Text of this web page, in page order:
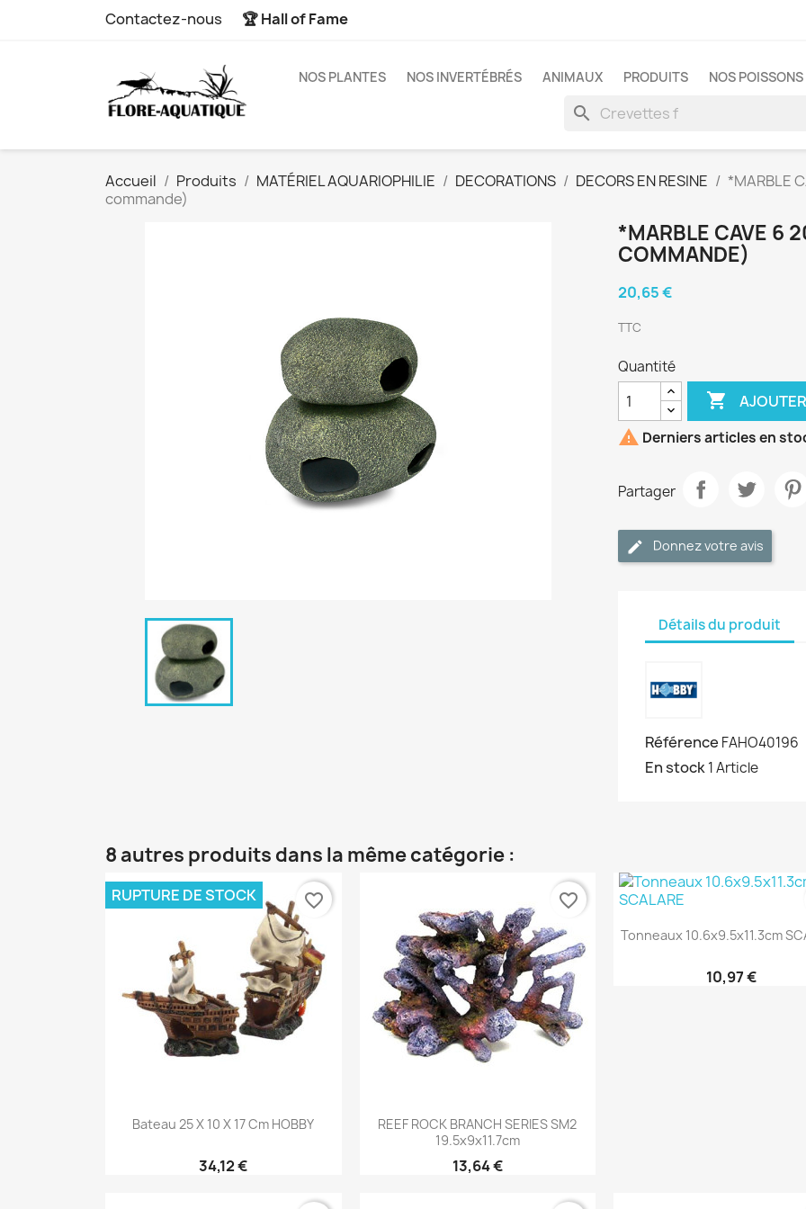
Contactez-nous 🏆 Hall of Fame
NOS PLANTES NOS INVERTÉBRÉS ANIMAUX PRODUITS NOS
search
Accueil Produits MATÉRIEL AQUARIOPHILIE DECORATIONS DECORS EN RESINE
*MARBLE
commande)
*MARBLE CAVE 6
COMMANDE)
20,65 €
TTC
Quantité

 Derniers articles en
Partager
Donnez votre avis
Détails du produit
Référence FAHO40196
En stock1 Article
8 autres produits dans la même catégorie :
Aperçu rapide
Bateau 25 X 10 X 17 Cm HOBBY
34,12 €
RUPTURE DE STOCK favorite_border
Aperçu rapide
REEF ROCK BRANCH SERIES SM2
19.5x9x11.7cm
13,64 €
favorite_border
Aperçu rapide
Tonneaux 10.6x9.5x11.3cm
10,97 €